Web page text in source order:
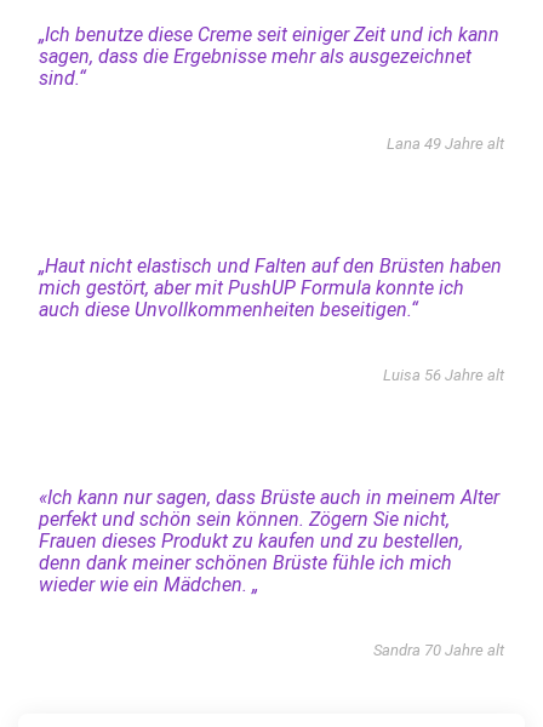
„Ich benutze diese Creme seit einiger Zeit und ich kann
sagen, dass die Ergebnisse mehr als ausgezeichnet
sind.“
Lana 49 Jahre alt
„Haut nicht elastisch und Falten auf den Brüsten haben
mich gestört, aber mit PushUP Formula konnte ich
auch diese Unvollkommenheiten beseitigen.“
Luisa 56 Jahre alt
«Ich kann nur sagen, dass Brüste auch in meinem Alter
perfekt und schön sein können. Zögern Sie nicht,
Frauen dieses Produkt zu kaufen und zu bestellen,
denn dank meiner schönen Brüste fühle ich mich
wieder wie ein Mädchen. „
Sandra 70 Jahre alt